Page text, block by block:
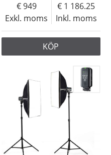
Exkl. moms
949
Inkl. moms
1 186.25
KÖP